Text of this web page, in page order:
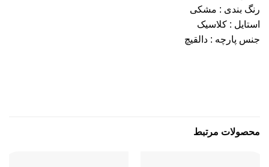
رنگ بندی : مشکی
استایل : کلاسیک
جنس پارچه : دالقیچ
محصولات مرتبط